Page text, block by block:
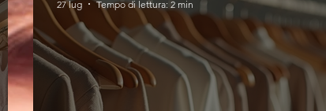
27 lug
Tempo di lettura: 2 min